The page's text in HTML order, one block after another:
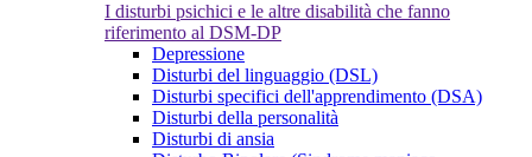
I disturbi psichici e le altre disabilità che fanno
riferimento al DSM-DP
Depressione
Disturbi del linguaggio (DSL)
Disturbi specifici dell'apprendimento (DSA)
Disturbi della personalità
Disturbi di ansia